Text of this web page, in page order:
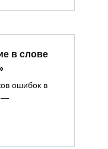
в слове
ошибок в
—